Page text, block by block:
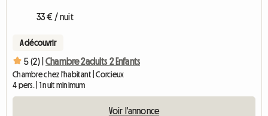
33 € / nuit
A découvrir
5 (2) | Chambre 2adults 2 Enfants
Chambre chez l'habitant | Corcieux
4 pers. | 1 nuit minimum
Voir l'annonce